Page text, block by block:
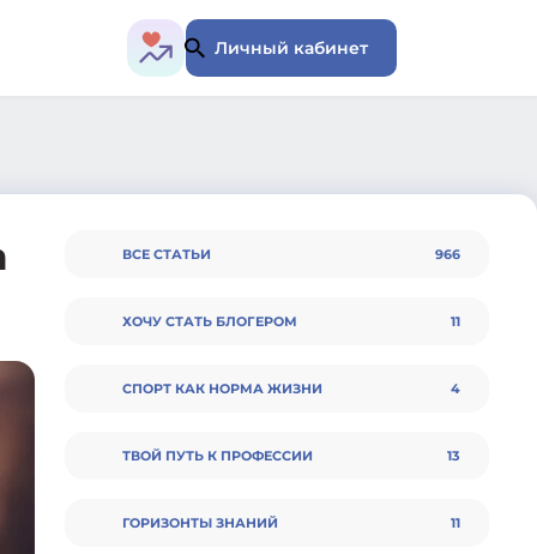
Личный кабинет
ВСЕ СТАТЬИ 966
ХОЧУ СТАТЬ БЛОГЕРОМ 11
СПОРТ КАК НОРМА ЖИЗНИ 4
ТВОЙ ПУТЬ К ПРОФЕССИИ 13
ГОРИЗОНТЫ ЗНАНИЙ 11